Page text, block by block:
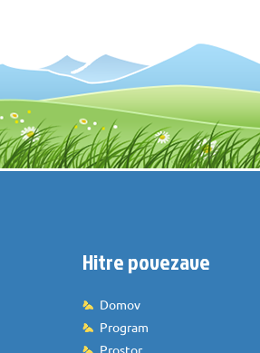
Hitre povezave
Domov
Program